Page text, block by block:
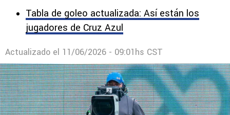
Tabla de goleo actualizada: Así están los
jugadores de Cruz Azul
Actualizado el 11/06/2026 - 09:01hs CST